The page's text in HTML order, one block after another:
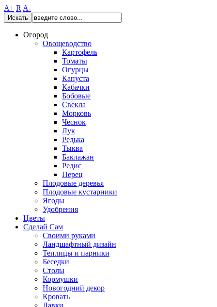
A+ R A-
Искать
Огород
Овощеводство
Картофель
Томаты
Огурцы
Капуста
Кабачки
Бобовые
Свекла
Морковь
Чеснок
Лук
Редька
Тыква
Баклажан
Редис
Перец
Плодовые деревья
Плодовые кустарники
Ягоды
Удобрения
Цветы
Сделай Сам
Своими руками
Ландшафтный дизайн
Теплицы и парники
Беседки
Столы
Кормушки
Новогодний декор
Кровать
Лавки